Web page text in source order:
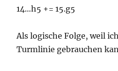
14…h5 += 15.g5
Als logische Folge, weil
Turmlinie gebrauchen